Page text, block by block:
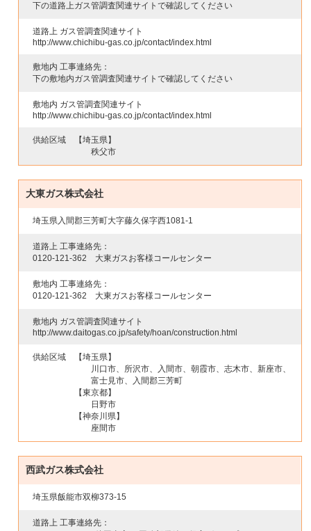
下の道路上ガス管調査関連サイトで確認してください
道路上 ガス管調査関連サイト
http://www.chichibu-gas.co.jp/contact/index.html
敷地内 工事連絡先：
下の敷地内ガス管調査関連サイトで確認してください
敷地内 ガス管調査関連サイト
http://www.chichibu-gas.co.jp/contact/index.html
供給区域
【埼玉県】
秩父市
大東ガス株式会社
埼玉県入間郡三芳町大字藤久保字西1081-1
道路上 工事連絡先：
0120-121-362 大東ガスお客様コールセンター
敷地内 工事連絡先：
0120-121-362 大東ガスお客様コールセンター
敷地内 ガス管調査関連サイト
http://www.daitogas.co.jp/safety/hoan/construction.html
供給区域
【埼玉県】
川口市、所沢市、入間市、朝霞市、志木市、新座市、
富士見市、入間郡三芳町
【東京都】
日野市
【神奈川県】
座間市
西武ガス株式会社
埼玉県飯能市双柳373-15
道路上 工事連絡先：